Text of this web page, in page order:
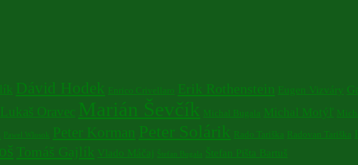
Dávid Hodek Enrico Crivellaro Erik Rothenstein Eugen Vizváry
Lukaš Oravec Marián Ševčík Michal Bugala Michal Motýľ
Pawel Wlosok Peter Korman Peter Solárik Rado Tariška Radovan Tariška
Tomáš Gajlík Vlado Máčaj Štefan Bugala Štefan Pišta Bartuš